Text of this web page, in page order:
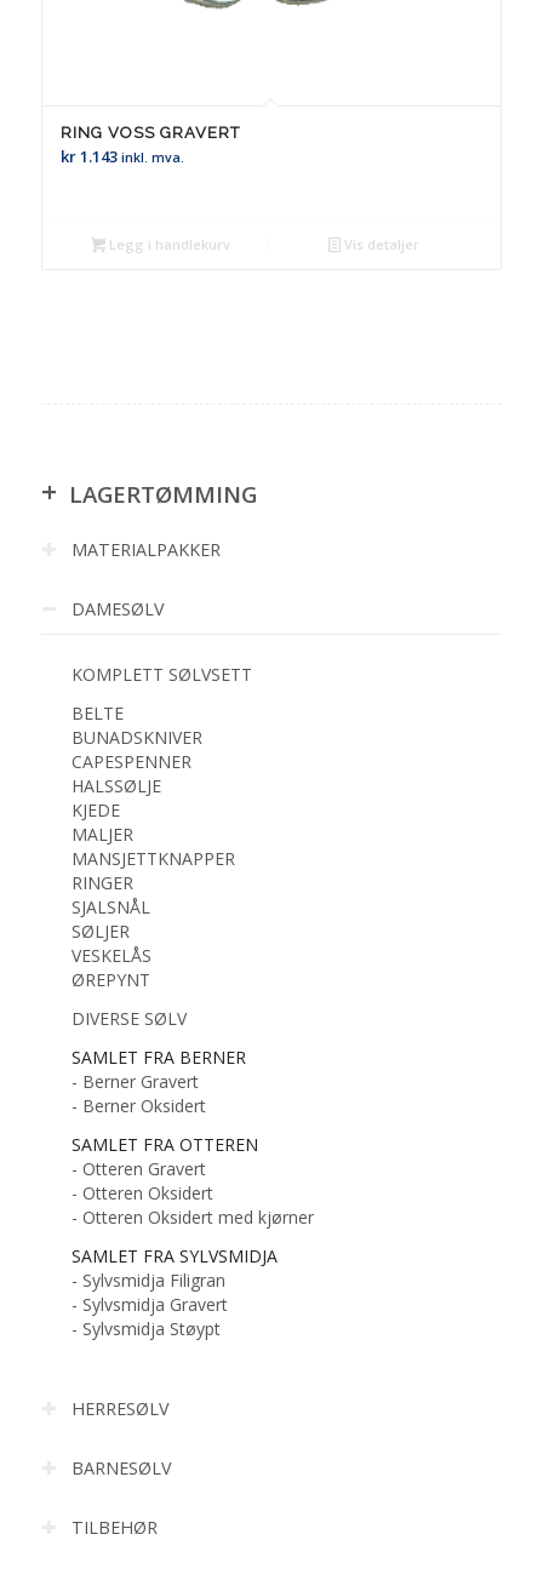
RING VOSS GRAVERT
kr1.143 inkl. mva.
Legg i handlekurv Vis detaljer
+ LAGERTØMMING
MATERIALPAKKER
DAMESØLV
KOMPLETT SØLVSETT
BELTE
BUNADSKNIVER
CAPESPENNER
HALSSØLJE
KJEDE
MALJER
MANSJETTKNAPPER
RINGER
SJALSNÅL
SØLJER
VESKELÅS
ØREPYNT
DIVERSE SØLV
SAMLET FRA BERNER
- Berner Gravert
- Berner Oksidert
SAMLET FRA OTTEREN
- Otteren Gravert
- Otteren Oksidert
- Otteren Oksidert med kjørner
SAMLET FRA SYLVSMIDJA
- Sylvsmidja Filigran
- Sylvsmidja Gravert
- Sylvsmidja Støypt
HERRESØLV
BARNESØLV
TILBEHØR